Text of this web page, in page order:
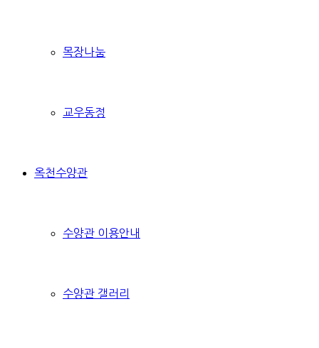
목장나눔
교우동정
옥천수양관
수양관 이용안내
수양관 갤러리